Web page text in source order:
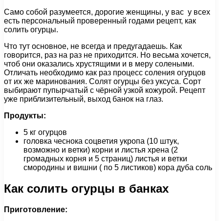
Само собой разумеется, дорогие женщины, у вас у всех
есть персональный проверенный годами рецепт, как
солить огурцы.
Что тут основное, не всегда и предугадаешь. Как
говорится, раз на раз не приходится. Но весьма хочется,
чтоб они оказались хрустящими и в меру солеными.
Отличать необходимо как раз процесс соления огурцов
от их же маринования. Солят огурцы без уксуса. Сорт
выбирают пупырчатый с чёрной узкой кожурой. Рецепт
уже приблизительный, выход банок на глаз.
Продукты:
5 кг огурцов
головка чеснока соцветия укропа (10 штук,
возможно и ветки) корни и листья хрена (2
громадных корня и 5 страниц) листья и ветки
смородины и вишни ( по 5 листиков) кора дуба соль
Как солить огурцы в банках
Приготовление: